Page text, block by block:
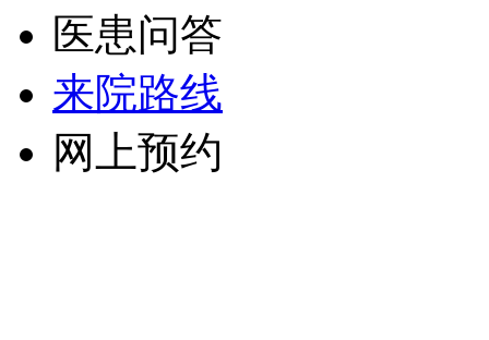
医患问答
来院路线
网上预约